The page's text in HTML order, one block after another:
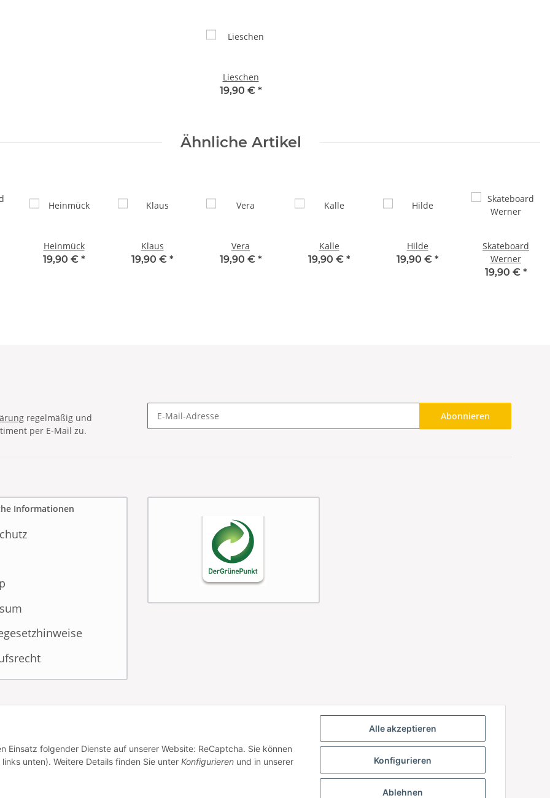
Alle akzeptieren
Konfigurieren
Ablehnen
Einsatz folgender Dienste auf unserer Website: ReCaptcha. Sie können
unten). Weitere Details finden Sie unter Konfigurieren und in unserer
Lieschen
19,90 € *
Ähnliche Artikel
Heinmück
19,90 € *
Klaus
19,90 € *
Vera
19,90 € *
Kalle
19,90 € *
Hilde
19,90 € *
Skateboard
Werner
19,90 € *
regelmäßig und
per E-Mail zu.
Abonnieren
Informationen